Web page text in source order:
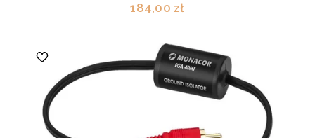
184,00 zł